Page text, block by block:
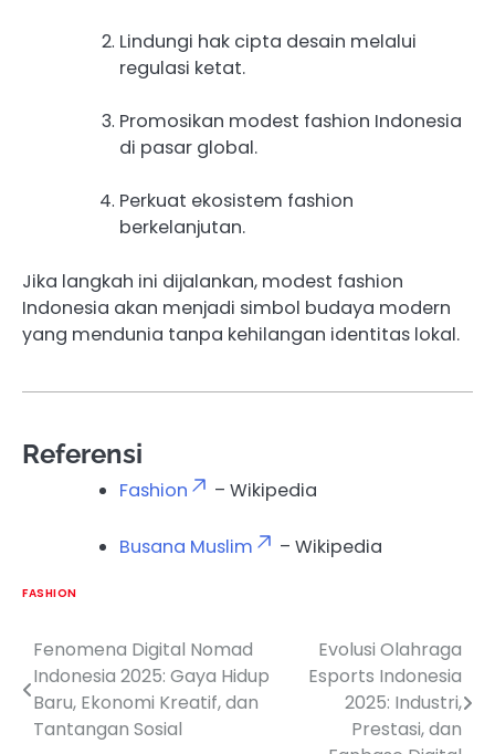
Lindungi hak cipta desain melalui
regulasi ketat.
Promosikan modest fashion Indonesia
di pasar global.
Perkuat ekosistem fashion
berkelanjutan.
Jika langkah ini dijalankan, modest fashion
Indonesia akan menjadi simbol budaya modern
yang mendunia tanpa kehilangan identitas lokal.
Referensi
Fashion – Wikipedia
Busana Muslim – Wikipedia
FASHION
Post
navigation
Fenomena Digital Nomad
Indonesia 2025: Gaya Hidup
Baru, Ekonomi Kreatif, dan
Tantangan Sosial
Evolusi Olahraga
Esports Indonesia
2025: Industri,
Prestasi, dan